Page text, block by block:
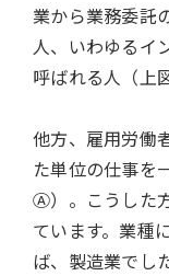
業から業務委託
人、いわゆるイ
呼ばれる人（上
他方、雇用労働
た単位の仕事を
Ⓐ）。こうした
ています。業種
ば、製造業でし